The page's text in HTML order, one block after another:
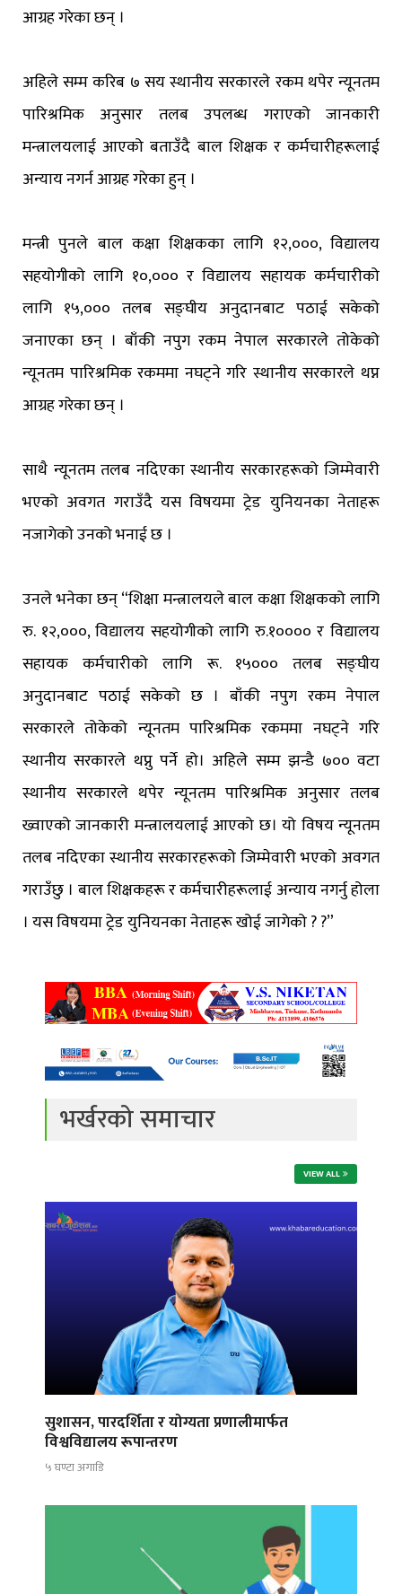
आग्रह गरेका छन् ।
अहिले सम्म करिब ७ सय स्थानीय सरकारले रकम थपेर न्यूनतम
पारिश्रमिक अनुसार तलब उपलब्ध गराएको जानकारी
मन्त्रालयलाई आएको बताउँदै बाल शिक्षक र कर्मचारीहरूलाई
अन्याय नगर्न आग्रह गरेका हुन् ।
मन्त्री पुनले बाल कक्षा शिक्षकका लागि १२,०००, विद्यालय
सहयोगीको लागि १०,००० र विद्यालय सहायक कर्मचारीको
लागि १५,००० तलब सङ्घीय अनुदानबाट पठाई सकेको
जनाएका छन् । बाँकी नपुग रकम नेपाल सरकारले तोकेको
न्यूनतम पारिश्रमिक रकममा नघट्ने गरि स्थानीय सरकारले थप्न
आग्रह गरेका छन् ।
साथै न्यूनतम तलब नदिएका स्थानीय सरकारहरूको जिम्मेवारी
भएको अवगत गराउँदै यस विषयमा ट्रेड युनियनका नेताहरू
नजागेको उनको भनाई छ ।
उनले भनेका छन् “शिक्षा मन्त्रालयले बाल कक्षा शिक्षकको लागि
रु. १२,०००, विद्यालय सहयोगीको लागि रु.१०००० र विद्यालय
सहायक कर्मचारीको लागि रू. १५००० तलब सङ्घीय
अनुदानबाट पठाई सकेको छ । बाँकी नपुग रकम नेपाल
सरकारले तोकेको न्यूनतम पारिश्रमिक रकममा नघट्ने गरि
स्थानीय सरकारले थप्नु पर्ने हो। अहिले सम्म झन्डै ७०० वटा
स्थानीय सरकारले थपेर न्यूनतम पारिश्रमिक अनुसार तलब
ख्वाएको जानकारी मन्त्रालयलाई आएको छ। यो विषय न्यूनतम
तलब नदिएका स्थानीय सरकारहरूको जिम्मेवारी भएको अवगत
गराउँछु । बाल शिक्षकहरू र कर्मचारीहरूलाई अन्याय नगर्नु होला
। यस विषयमा ट्रेड युनियनका नेताहरू खोई जागेको ? ?”
भर्खरको समाचार
VIEW ALL
सुशासन, पारदर्शिता र योग्यता प्रणालीमार्फत
विश्वविद्यालय रूपान्तरण
५ घण्टा अगाडि